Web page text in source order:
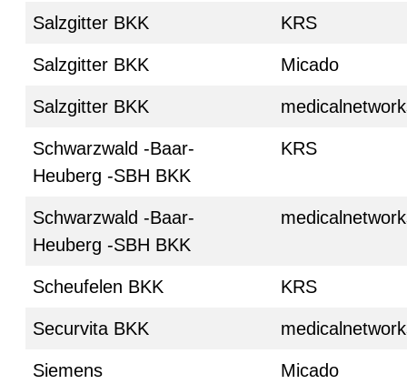
Salzgitter BKK KRS
Salzgitter BKK Micado
Salzgitter BKK
Schwarzwald -Baar-
Heuberg -SBH BKK
KRS
Schwarzwald -Baar-
Heuberg -SBH BKK
Scheufelen BKK KRS
Securvita BKK
Siemens
Micado